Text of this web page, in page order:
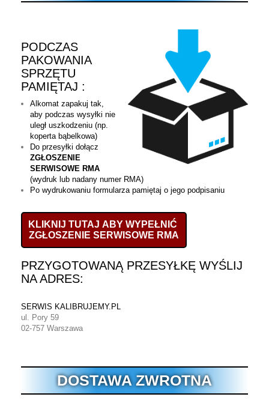
PODCZAS
PAKOWANIA
SPRZĘTU
PAMIĘTAJ :
Alkomat zapakuj tak,
aby podczas wysyłki nie
uległ uszkodzeniu (np.
koperta bąbelkowa)
Do przesyłki dołącz
ZGŁOSZENIE
SERWISOWE RMA
(wydruk lub nadany numer RMA)
Po wydrukowaniu formularza pamiętaj o jego podpisaniu
KLIKNIJ TUTAJ ABY WYPEŁNIĆ
ZGŁOSZENIE SERWISOWE RMA
PRZYGOTOWANĄ PRZESYŁKĘ WYŚLIJ
NA ADRES:
SERWIS KALIBRUJEMY.PL
ul. Pory 59
02-757 Warszawa
DOSTAWA ZWROTNA